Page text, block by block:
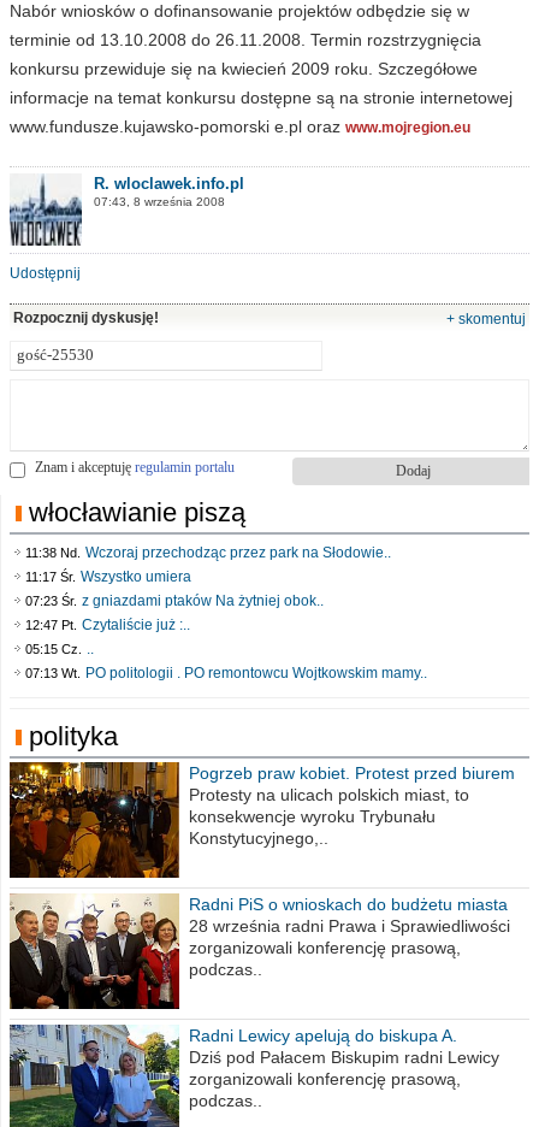
Nabór wniosków o dofinansowanie projektów odbędzie się w
terminie od 13.10.2008 do 26.11.2008. Termin rozstrzygnięcia
konkursu przewiduje się na kwiecień 2009 roku. Szczegółowe
informacje na temat konkursu dostępne są na stronie internetowej
www.fundusze.kujawsko-pomorski e.pl oraz www.mojregion.eu
R. wloclawek.info.pl
07:43, 8 września 2008
Udostępnij
Rozpocznij dyskusję! + skomentuj
Znam i akceptuję regulamin portalu
włocławianie piszą
11:38 Nd. Wczoraj przechodząc przez park na Słodowie..
11:17 Śr. Wszystko umiera
07:23 Śr. z gniazdami ptaków Na żytniej obok..
12:47 Pt. Czytaliście już :..
05:15 Cz. ..
07:13 Wt. PO politologii . PO remontowcu Wojtkowskim mamy..
polityka
Pogrzeb praw kobiet. Protest przed biurem
poselskim PiS
Protesty na ulicach polskich miast, to
konsekwencje wyroku Trybunału
Konstytucyjnego,..
Radni PiS o wnioskach do budżetu miasta
na 2021 rok
28 września radni Prawa i Sprawiedliwości
zorganizowali konferencję prasową,
podczas..
Radni Lewicy apelują do biskupa A.
Wiesława Meringa
Dziś pod Pałacem Biskupim radni Lewicy
zorganizowali konferencję prasową,
podczas..